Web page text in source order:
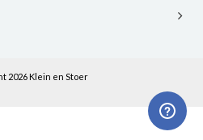
2026 Klein en Stoer